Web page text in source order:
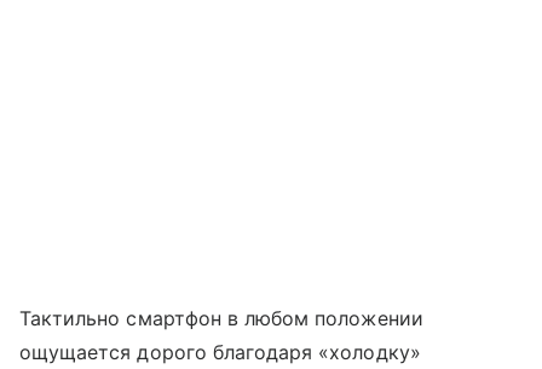
Тактильно смартфон в любом положении
ощущается дорого благодаря «холодку»